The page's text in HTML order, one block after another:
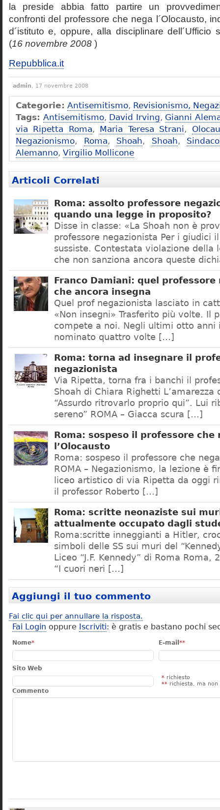
la preside abbia fatto partire un
confronti del professore che nega l´Olocausto,
d´istituto e, oppure, alla disciplinare dell´Ufficio
(16 novembre 2008 )
Repubblica.it
admin, 17 novembre 2008
Categorie: Antisemitismo, Revisionismo,
Tags: Antisemitismo, David Irving, Gianni
via Ripetta Roma, Maria Teresa Strani,
Negazionismo, Roma, Shoah, Shoah,
Alemanno, Virgilio Mollicone
Articoli Correlati
Roma: assolto professore
quando una legge in proposito?
Disse in classe: «La Shoah non è
professore negazionista Per i giudici
sussiste. Contestata violazione della
che non sanziona ancora queste
Franco Damiani: quel professore
che ancora insegna
Quel prof negazionista lasciato in
«Non insegni» Trasferito più volte. Il
compete a noi. Negli ultimi otto anni
nominato quattro volte […]
Roma: torna ad insegnare il
negazionista
Via Ripetta, torna fra i banchi il
Shoah di Chiara Righetti L’amarezza
“Assurdo ritrovarlo proprio qui”. Lui
sereno” ROMA – Giacca scura […]
Roma: sospeso il professore che
l’Olocausto
Roma: sospeso il professore che
ROMA – Negazionismo, la lezione è
liceo artistico di via Ripetta da oggi
il professor Roberto […]
Roma: scritte neonaziste sui
attualmente occupato dagli
Roma:scritte inneggianti a Hitler,
simboli delle SS sui muri del
Liceo “J.F. Kennedy” di Roma Roma,
“I cuori neri […]
Aggiungi il tuo commento
Fai clic qui per annullare la risposta.
Fai Login oppure Iscriviti: è gratis e bastano pochi
Nome* E-mail **
Sito Web
* richiesto
** richiesta, ma non
Commento